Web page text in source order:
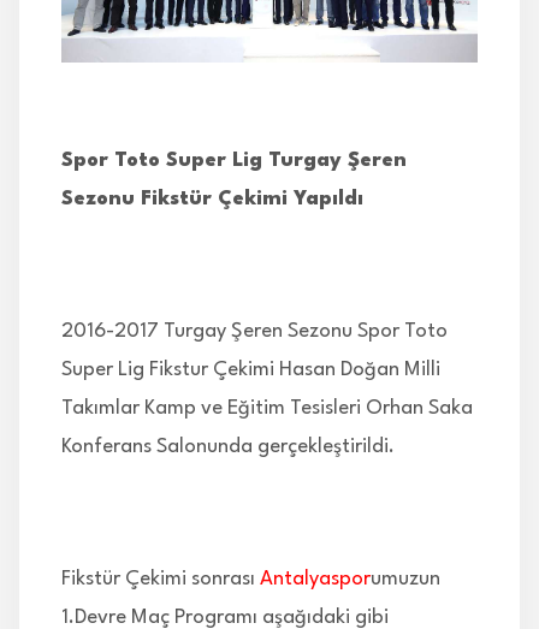
Spor Toto Super Lig Turgay Şeren
Sezonu Fikstür Çekimi Yapıldı
2016-2017 Turgay Şeren Sezonu Spor Toto
Super Lig Fikstur Çekimi Hasan Doğan Milli
Takımlar Kamp ve Eğitim Tesisleri Orhan Saka
Konferans Salonunda gerçekleştirildi.
Fikstür Çekimi sonrası Antalyasporumuzun
1.Devre Maç Programı aşağıdaki gibi